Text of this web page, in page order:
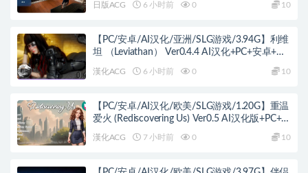
日版ACG 6 小时前 0 10
【PC/安卓/AI汉化/亚洲/SLG游戏/3.94G】利维
坦 （Leviathan） Ver0.4.4 AI汉化+PC+安卓+亚
漢化ACG 6 小时前 0 10
【PC/安卓/AI汉化/欧美/SLG游戏/1.20G】重温
爱火 (Rediscovering Us) Ver0.5 AI汉化版+PC+安
漢化ACG 7 小时前 0 10